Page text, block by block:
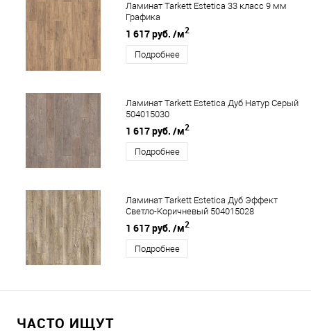
Ламинат Tarkett Estetica 33 класс 9 мм
Графика
1 617 руб. /м2
Подробнее
Ламинат Tarkett Estetica Дуб Натур Серый
504015030
1 617 руб. /м2
Подробнее
Ламинат Tarkett Estetica Дуб Эффект
Светло-Коричневый 504015028
1 617 руб. /м2
Подробнее
ЧАСТО ИЩУТ